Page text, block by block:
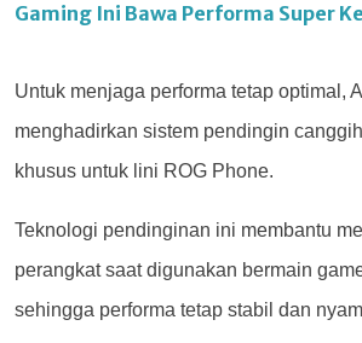
Gaming Ini Bawa Performa Super
Untuk menjaga performa tetap optimal,
menghadirkan sistem pendingin
khusus untuk lini ROG Phone.
Teknologi pendinginan ini membantu
perangkat saat digunakan bermain
sehingga performa tetap stabil dan